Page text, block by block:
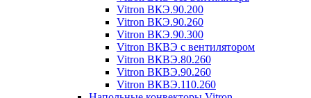
Vitron ВКЭ.90.200
Vitron ВКЭ.90.260
Vitron ВКЭ.90.300
Vitron ВКВЭ с вентилятором
Vitron ВКВЭ.80.260
Vitron ВКВЭ.90.260
Vitron ВКВЭ.110.260